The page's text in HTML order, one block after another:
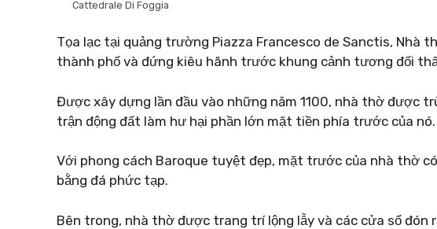
Cattedrale Di Foggia
Tọa lạc tại quảng trường Piazza Francesco de Sanctis, Nhà
thành phố và đứng kiêu hãnh trước khung cảnh tương đối
Được xây dựng lần đầu vào những năm 1100, nhà thờ được
trận động đất làm hư hại phần lớn mặt tiền phía trước của nó.
Với phong cách Baroque tuyệt đẹp, mặt trước của nhà thờ
bằng đá phức tạp.
Bên trong, nhà thờ được trang trí lộng lẫy và các cửa sổ đón